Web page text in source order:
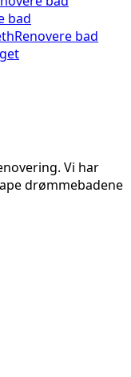
bad
Renovere bad
Vi har
drømmebadene